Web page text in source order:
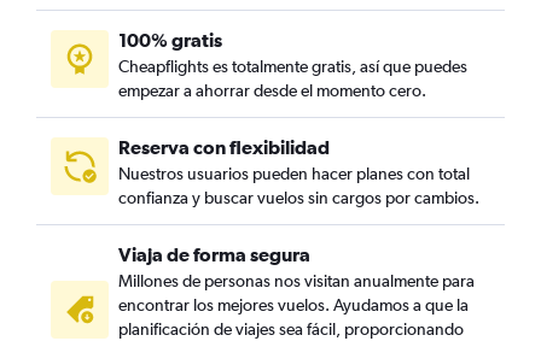
100% gratis
Cheapflights es totalmente gratis, así que puedes
empezar a ahorrar desde el momento cero.
Reserva con flexibilidad
Nuestros usuarios pueden hacer planes con total
confianza y buscar vuelos sin cargos por cambios.
Viaja de forma segura
Millones de personas nos visitan anualmente para
encontrar los mejores vuelos. Ayudamos a que la
planificación de viajes sea fácil, proporcionando